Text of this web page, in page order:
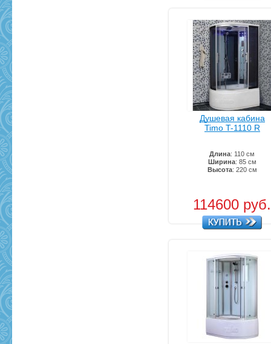
Душевая кабина
Timo T-1110 R
Длина: 110 см
Ширина: 85 см
Высота: 220 см
114600 руб.